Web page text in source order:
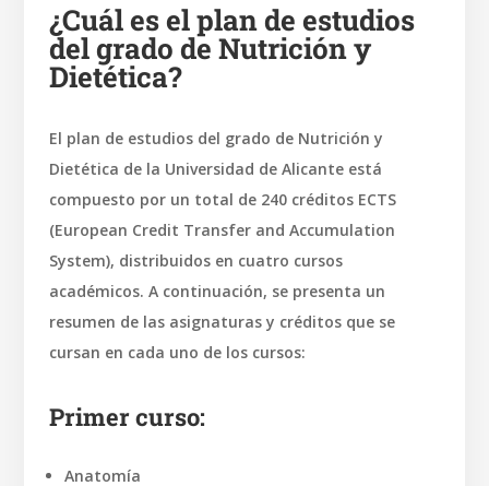
¿Cuál es el plan de estudios
del grado de Nutrición y
Dietética?
El plan de estudios del grado de Nutrición y
Dietética de la Universidad de Alicante está
compuesto por un total de 240 créditos ECTS
(European Credit Transfer and Accumulation
System), distribuidos en cuatro cursos
académicos. A continuación, se presenta un
resumen de las asignaturas y créditos que se
cursan en cada uno de los cursos:
Primer curso:
Anatomía